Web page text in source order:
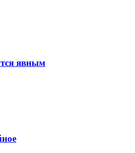
явным